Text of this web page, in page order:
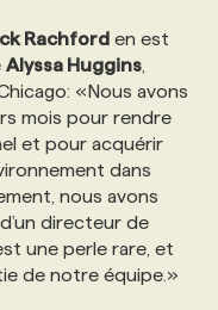
Rachford en est
Alyssa Huggins
«Nous avons
mois pour rendre
et pour acquérir
dans
nous avons
directeur de
une perle rare, et
de notre équipe.»